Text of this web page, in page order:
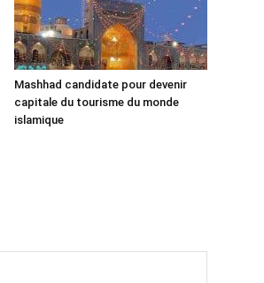
Mashhad candidate pour devenir
capitale du tourisme du monde
islamique